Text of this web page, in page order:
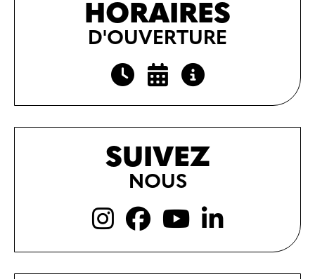
HORAIRES
D'OUVERTURE
SUIVEZ
NOUS